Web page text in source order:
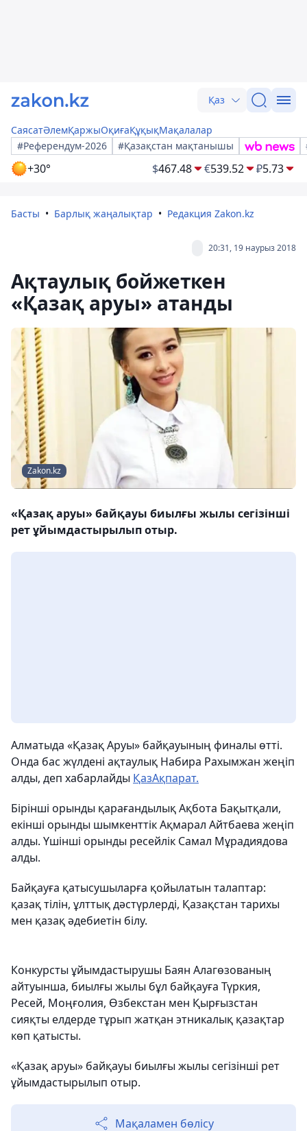
Қаз
СаясатӘлемҚаржыОқиғаҚұқықМақалалар
#Референдум-2026
#Қазақстан мақтанышы
+30° $467.48 €539.52 ₽5.73
Басты Барлық жаңалықтар Редакция Zakon.kz
20:31, 19 наурыз 2018
Ақтаулық бойжеткен
«Қазақ аруы» атанды
Zakon.kz
«Қазақ аруы» байқауы биылғы жылы сегізінші
рет ұйымдастырылып отыр.
Алматыда «Қазақ Аруы» байқауының финалы өтті.
Онда бас жүлдені ақтаулық Набира Рахымжан жеңіп
алды, деп хабарлайды ҚазАқпарат.
Бірінші орынды қарағандылық Ақбота Бақытқали,
екінші орынды шымкенттік Ақмарал Айтбаева жеңіп
алды. Үшінші орынды ресейлік Самал Мұрадиядова
алды.
Байқауға қатысушыларға қойылатын талаптар:
қазақ тілін, ұлттық дәстүрлерді, Қазақстан тарихы
мен қазақ әдебиетін білу.
Конкурсты ұйымдастырушы Баян Алагөзованың
айтуынша, биылғы жылы бұл байқауға Түркия,
Ресей, Моңғолия, Өзбекстан мен Қырғызстан
сияқты елдерде тұрып жатқан этникалық қазақтар
көп қатысты.
«Қазақ аруы» байқауы биылғы жылы сегізінші рет
ұйымдастырылып отыр.
Мақаламен бөлісу